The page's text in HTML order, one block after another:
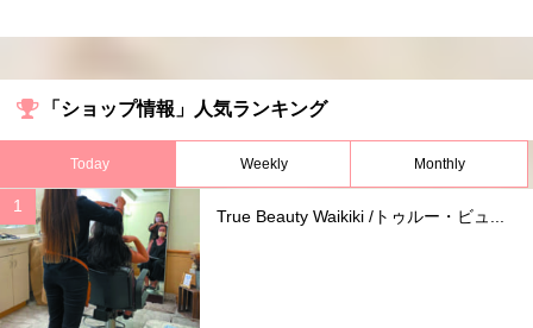
「ショップ情報」人気ランキング
Today Weekly Monthly
True Beauty Waikiki /トゥルー・ビュ...